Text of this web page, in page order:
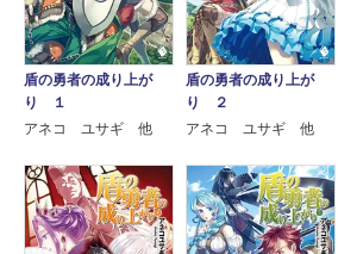
盾の勇者の成り上が
り １
アネコ ユサギ 他
盾の勇者の成り上が
り ２
アネコ ユサギ 他